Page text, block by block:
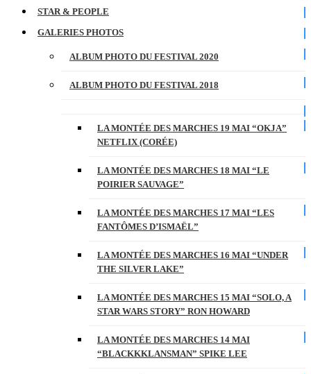
STAR & PEOPLE
GALERIES PHOTOS
ALBUM PHOTO DU FESTIVAL 2020
ALBUM PHOTO DU FESTIVAL 2018
LA MONTÉE DES MARCHES 19 MAI “OKJA”
NETFLIX (CORÉE)
LA MONTÉE DES MARCHES 18 MAI “LE
POIRIER SAUVAGE”
LA MONTÉE DES MARCHES 17 MAI “LES
FANTÔMES D’ISMAËL”
LA MONTÉE DES MARCHES 16 MAI “UNDER
THE SILVER LAKE”
LA MONTÉE DES MARCHES 15 MAI “SOLO, A
STAR WARS STORY” RON HOWARD
LA MONTÉE DES MARCHES 14 MAI
“BLACKKKLANSMAN” SPIKE LEE